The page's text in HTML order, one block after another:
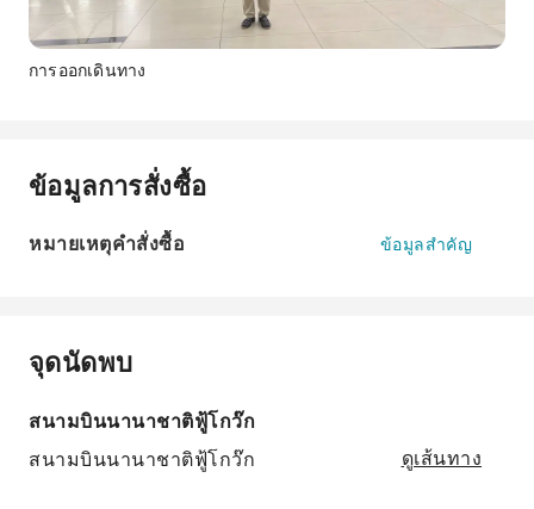
การออกเดินทาง
ข้อมูลการสั่งซื้อ
หมายเหตุคำสั่งซื้อ ข้อมูลสำคัญ
จุดนัดพบ
สนามบินนานาชาติฟู้โกว๊ก
สนามบินนานาชาติฟู้โกว๊ก
ดูเส้นทาง